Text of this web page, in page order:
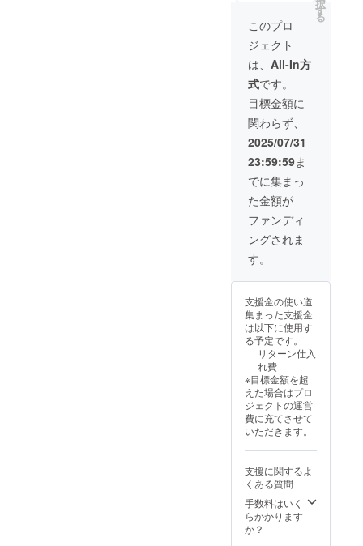
■USB充
電ケー
ブル ×
１ ■説
明書 ×
１ ※デ
ザイ
ン・仕
様は変
更にな
る可能
性もご
ざいま
す。ご
了承く
ださ
い。
【内
容】 ■
鼻ス
ムース
Air-
Luna本
体 × 2 ※
カラー
をお選
びくだ
さい。[
①ブ
ルー ②
ホワイ
ト] ■
ノーズ
パット
× 4 ■シ
リコン
■USB充
ブル × 2
■説明書
× 2 ※デ
ザイ
ン・仕
更にな
る可能
性もご
ざいま
す。ご
了承く
い。
択
す
る
このプロ
ジェクト
は、 All-In方
式です。
目標金額に
関わらず、
2025/07/31
23:59:59ま
でに集まっ
た金額が
ファンディ
ングされま
す。
支援金の使い道
集まった支援金
は以下に使用す
る予定です。
リターン仕入
れ費
※目標金額を超
えた場合はプロ
ジェクトの運営
費に充てさせて
いただきます。
支援に関するよ
くある質問
手数料はいく
らかかります
か？